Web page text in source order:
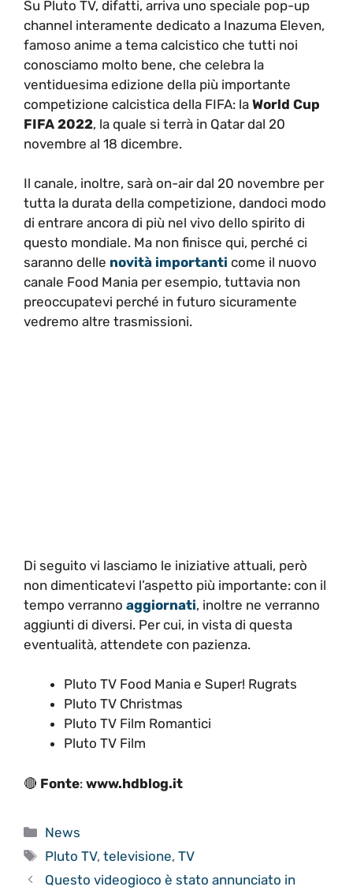
Su Pluto TV, difatti, arriva uno speciale pop-up
channel interamente dedicato a Inazuma Eleven,
famoso anime a tema calcistico che tutti noi
conosciamo molto bene, che celebra la
ventiduesima edizione della più importante
competizione calcistica della FIFA: la World Cup
FIFA 2022, la quale si terrà in Qatar dal 20
novembre al 18 dicembre.
Il canale, inoltre, sarà on-air dal 20 novembre per
tutta la durata della competizione, dandoci modo
di entrare ancora di più nel vivo dello spirito di
questo mondiale. Ma non finisce qui, perché ci
saranno delle novità importanti come il nuovo
canale Food Mania per esempio, tuttavia non
preoccupatevi perché in futuro sicuramente
vedremo altre trasmissioni.
Di seguito vi lasciamo le iniziative attuali, però
non dimenticatevi l’aspetto più importante: con il
tempo verranno aggiornati, inoltre ne verranno
aggiunti di diversi. Per cui, in vista di questa
eventualità, attendete con pazienza.
Pluto TV Food Mania e Super! Rugrats
Pluto TV Christmas
Pluto TV Film Romantici
Pluto TV Film
🔴 Fonte: www.hdblog.it
Categorie
News
Tag
Pluto TV,televisione,TV
Questo videogioco è stato annunciato in